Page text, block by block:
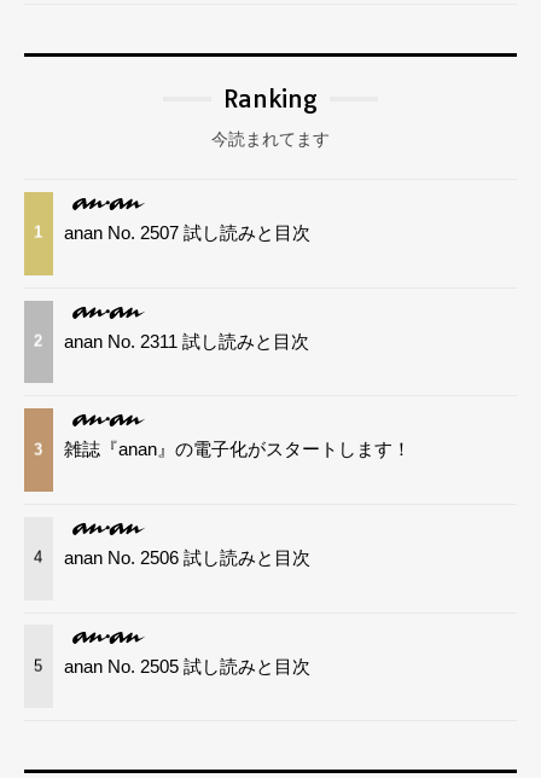
Ranking
今読まれてます
1 anan No. 2507 試し読みと目次
2 anan No. 2311 試し読みと目次
3 雑誌『anan』の電子化がスタートします！
4 anan No. 2506 試し読みと目次
5 anan No. 2505 試し読みと目次